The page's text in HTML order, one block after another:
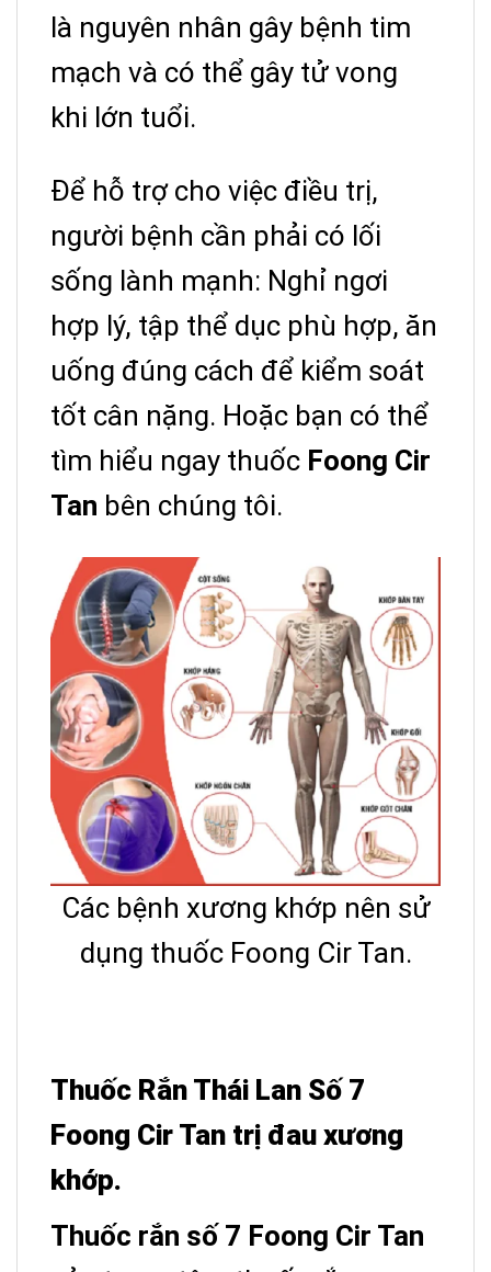
là nguyên nhân gây bệnh tim
mạch và có thể gây tử vong
khi lớn tuổi.
Để hỗ trợ cho việc điều trị,
người bệnh cần phải có lối
sống lành mạnh: Nghỉ ngơi
hợp lý, tập thể dục phù hợp, ăn
uống đúng cách để kiểm soát
tốt cân nặng. Hoặc bạn có thể
tìm hiểu ngay thuốc Foong Cir
Tan bên chúng tôi.
Các bệnh xương khớp nên sử
dụng thuốc Foong Cir Tan.
Thuốc Rắn Thái Lan Số 7
Foong Cir Tan trị đau xương
khớp.
Thuốc rắn số 7 Foong Cir Tan